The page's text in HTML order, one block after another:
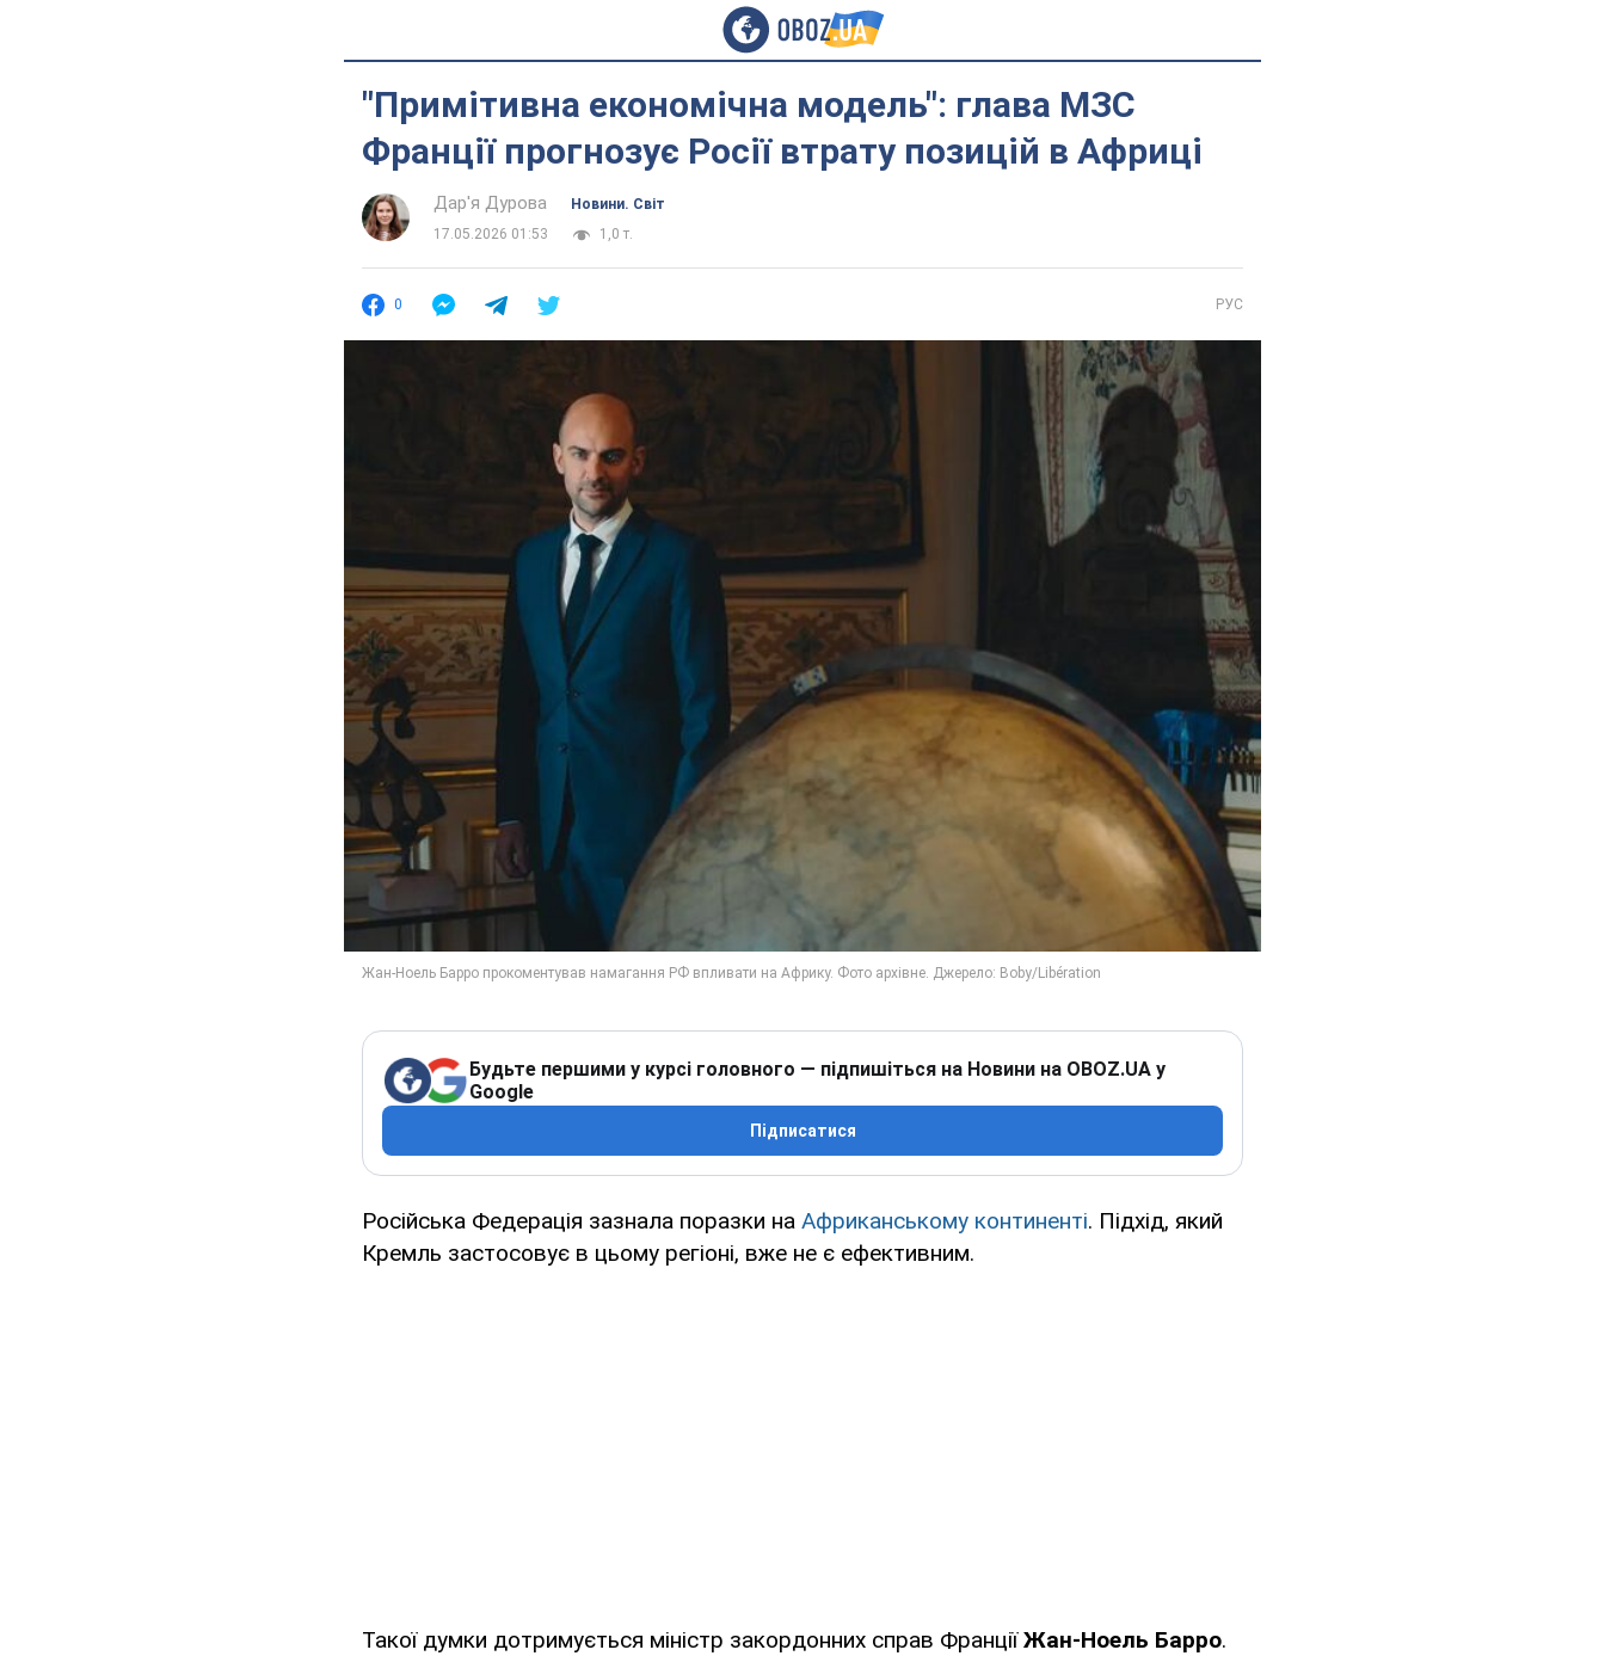
"Примітивна економічна модель": глава МЗС
Франції прогнозує Росії втрату позицій в Африці
Дар'я Дурова
Новини. Світ
17.05.2026 01:53
1,0 т.
0 РУС
Будьте першими у курсі головного — підпишіться на Новини на OBOZ.UA у
Google
Підписатися
Російська Федерація зазнала поразки на Африканському континенті. Підхід, який
Кремль застосовує в цьому регіоні, вже не є ефективним.
Такої думки дотримується міністр закордонних справ ФранціїЖан-Ноель Барро.